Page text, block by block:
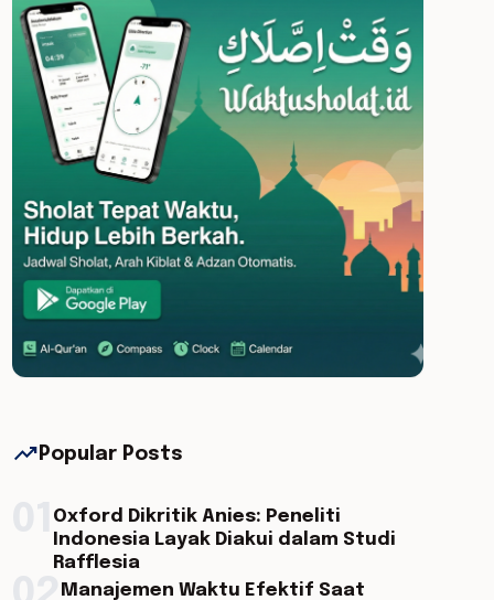
trending_up Popular Posts
Oxford Dikritik Anies: Peneliti
Indonesia Layak Diakui dalam Studi
Rafflesia
Manajemen Waktu Efektif Saat